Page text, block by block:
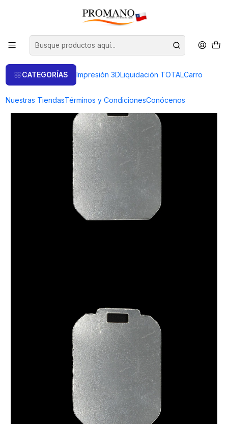
CATEGORÍAS Impresión 3DLiquidación TOTALCarro
Nuestras TiendasTérminos y CondicionesConócenos
Productos de Plata Medalla Plata
MEDALLA RECTANGULAR 2 UNIDADES PC-31 (PRODUCTO A
PEDIDO)